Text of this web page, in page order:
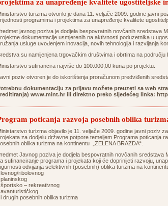
za unapređenje kvalitete ugostiteljske
turizma otvorilo je dana 11. veljače 2009. godine javni
programima i projektima za unapređenje kvalitete
javnog poziva je dodjela bespovratnih novčanih sredstava
dokumentacije usmjerenih na aktivnosti poduzetnika u
usluge uvođenjem inovacija, novih tehnologija i razvijanja
su namijenjena trgovačkim društvima i obrtima na području
sufinancira najviše do 100.000,00 kuna po projektu.
poziv otvoren je do iskorištenja proračunom predviđenih
dokumentaciju za prijavu možete preuzeti sa web
www.mint.hr ili direktno preko sljedećeg linka:
poticanja razvoja posebnih oblika
turizma objavilo je 11. veljače 2009. godine javni poziv
za dodjelu državne potpore temeljem Programa poticanja
oblika turizma na kontinentu „ZELENA BRAZDA“.
Javnog poziva je dodjela bespovratnih novčanih sredstava
sufinanciranje programa i projekata koji će doprinijeti razvoju,
odvijanja selektivnih (posebnih) oblika turizma na
ribolovnog
– rekreativnog
drugih posebnih oblika turizma